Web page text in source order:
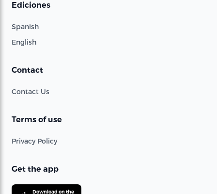
Ediciones
Spanish
English
Contact
Contact Us
Terms of use
Privacy Policy
Get the app
Download on the